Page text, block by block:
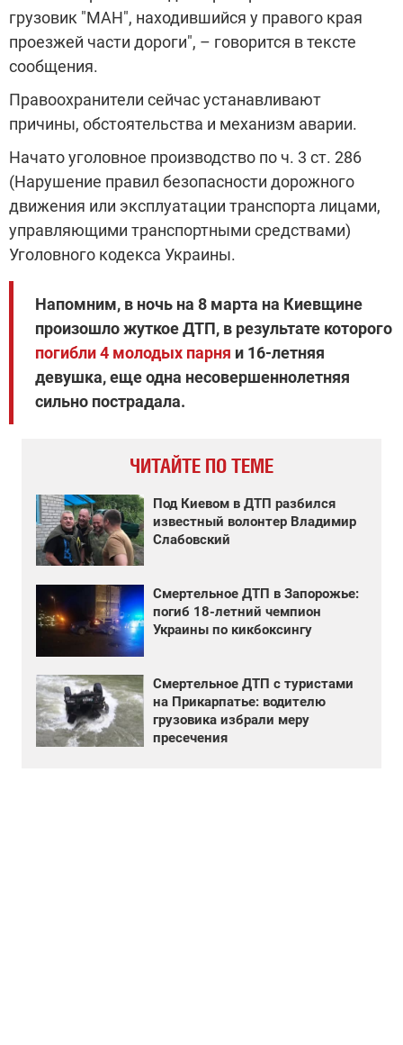
грузовик "МАН", находившийся у правого края
проезжей части дороги", – говорится в тексте
сообщения.
Правоохранители сейчас устанавливают
причины, обстоятельства и механизм аварии.
Начато уголовное производство по ч. 3 ст. 286
(Нарушение правил безопасности дорожного
движения или эксплуатации транспорта лицами,
управляющими транспортными средствами)
Уголовного кодекса Украины.
Напомним, в ночь на 8 марта на Киевщине
произошло жуткое ДТП, в результате которого
погибли 4 молодых парня и 16-летняя
девушка, еще одна несовершеннолетняя
сильно пострадала.
ЧИТАЙТЕ ПО ТЕМЕ
Под Киевом в ДТП разбился
известный волонтер Владимир
Слабовский
Смертельное ДТП в Запорожье:
погиб 18-летний чемпион
Украины по кикбоксингу
Смертельное ДТП с туристами
на Прикарпатье: водителю
грузовика избрали меру
пресечения